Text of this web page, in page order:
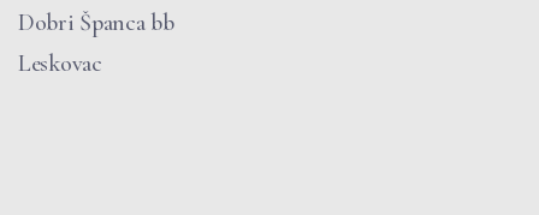
Dobri Španca bb
Leskovac